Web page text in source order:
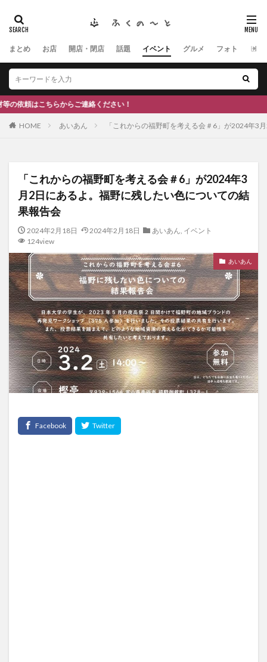
まとめ お店 開店・閉店 話題 イベント グルメ フォト ヒト
ご連絡ください！
HOME あいあん 「これからの福野町を考える会＃6」が2024年3
「これからの福野町を考える会＃6」が2024年3
月2日にあるよ。福野に残したい色についての結
果報告会
2024年2月18日 2024年2月18日 あいあん, イベント
124view
あいあん
タグ
#ふくの里 南砺 福野 福光
神社
南砺市、蕎麦
スキー場
#イタリアン
ひーちゃん
IOXアローザ #居酒屋
#富山
検索